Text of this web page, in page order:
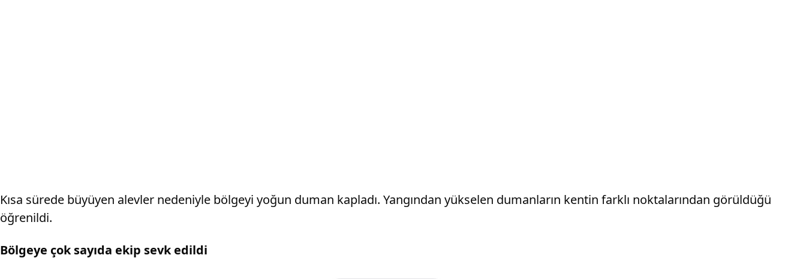
Kısa sürede büyüyen alevler nedeniyle bölgeyi yoğun duman kapladı. Yangından yükselen dumanların kentin farklı noktalarından görüldüğü
öğrenildi.
Bölgeye çok sayıda ekip sevk edildi